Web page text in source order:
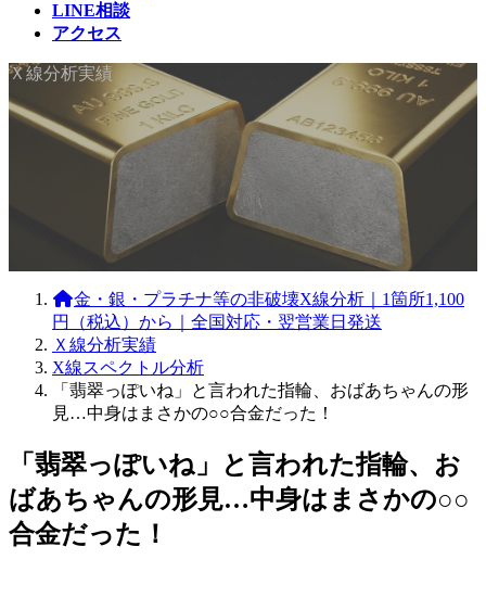
LINE相談
アクセス
Ｘ線分析実績
金・銀・プラチナ等の非破壊X線分析｜1箇所1,100
円（税込）から｜全国対応・翌営業日発送
Ｘ線分析実績
X線スペクトル分析
「翡翠っぽいね」と言われた指輪、おばあちゃんの形
見…中身はまさかの○○合金だった！
「翡翠っぽいね」と言われた指輪、お
ばあちゃんの形見…中身はまさかの○○
合金だった！